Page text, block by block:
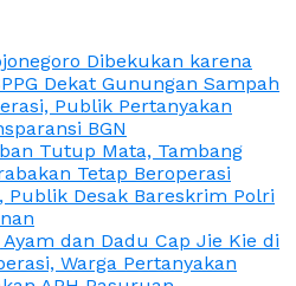
Dibekukan karena
Dekat Gunungan Sampah
Publik Pertanyakan
BGN
Tutup Mata, Tambang
Tetap Beroperasi
Publik Desak Bareskrim Polri
dan Dadu Cap Jie Kie di
Warga Pertanyakan